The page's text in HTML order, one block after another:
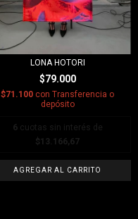
LONA HOTORI
$79.000
$71.100 con Transferencia o
depósito
6 cuotas sin interés de
$13.166,67